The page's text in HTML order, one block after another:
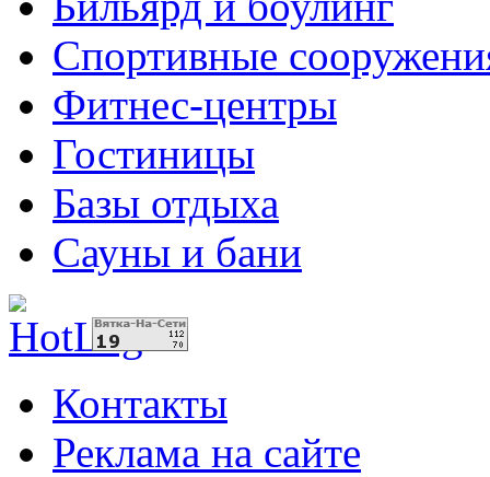
Спортивные
Фитнес-центры
Гостиницы
Базы отдыха
Сауны и бани
Контакты
Реклама на сайте